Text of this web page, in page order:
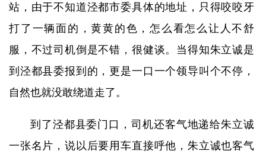
站，由于不知道泾都市委具体的地址，只得咬咬牙
打了一辆面的，黄黄的色，怎么看怎么让人不舒
服，不过司机倒是不错，很健谈。当得知朱立诚是
到泾都县委报到的，更是一口一个领导叫个不停，
自然也就没敢绕道走了。
到了泾都县委门口，司机还客气地递给朱立诚
一张名片，说以后要用车直接呼他，朱立诚也客气